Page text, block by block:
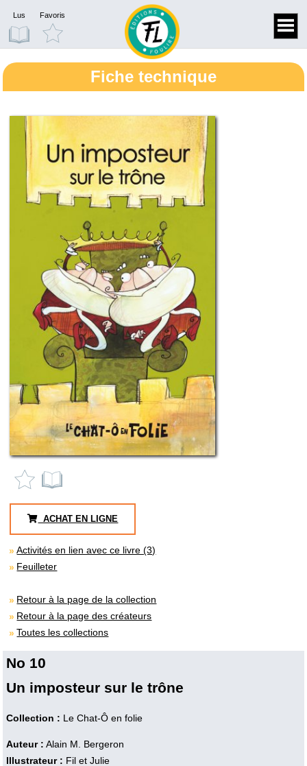
Lus Favoris
Fiche technique
ACHAT EN LIGNE
Activités en lien avec ce livre (3)
Feuilleter
Retour à la page de la collection
Retour à la page des créateurs
Toutes les collections
No 10
Un imposteur sur le trône
Collection : Le Chat-Ô en folie
Auteur : Alain M. Bergeron
Illustrateur : Fil et Julie